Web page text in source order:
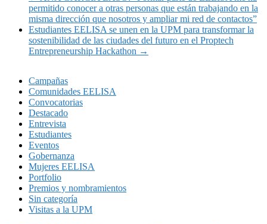
permitido conocer a otras personas que están trabajando en la
misma dirección que nosotros y ampliar mi red de contactos”
Estudiantes EELISA se unen en la UPM para transformar la
sostenibilidad de las ciudades del futuro en el Proptech
Entrepreneurship Hackathon →
Campañas
Comunidades EELISA
Convocatorias
Destacado
Entrevista
Estudiantes
Eventos
Gobernanza
Mujeres EELISA
Portfolio
Premios y nombramientos
Sin categoría
Visitas a la UPM